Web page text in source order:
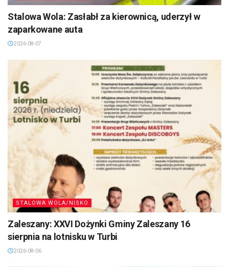
Stalowa Wola: Zasłabł za kierownicą, uderzył w
zaparkowane auta
2026-08-07
STALOWA WOLA/NISKO
Zaleszany: XXVI Dożynki Gminy Zaleszany 16
sierpnia na lotnisku w Turbi
2026-08-06